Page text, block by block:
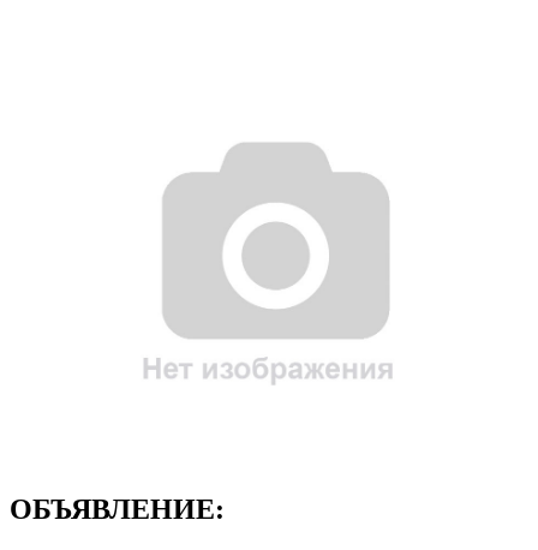
ОБЪЯВЛЕНИЕ: